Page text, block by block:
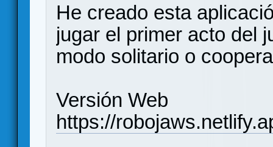
He creado esta
jugar el primer acto del
modo solitario o
Versión Web
https://